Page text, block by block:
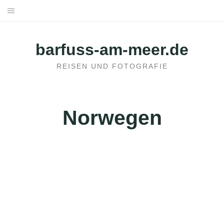
barfuss-am-meer.de
REISEN UND FOTOGRAFIE
Norwegen
HOTELS BUCHEN